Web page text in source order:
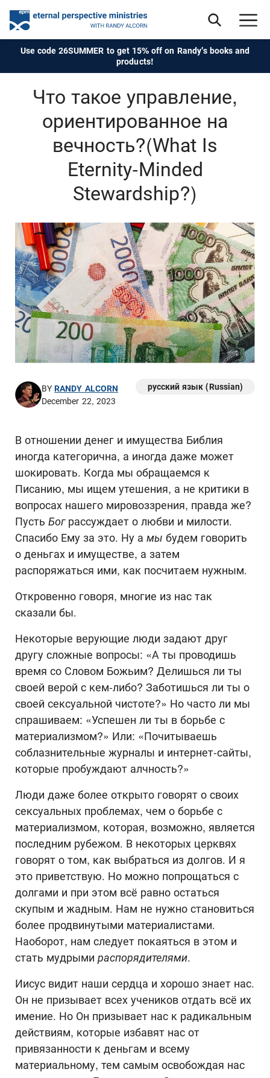
Use code 26SUMMER to get 15% off on Randy's books and
products!
Что такое управление,
ориентированное на
вечность?(What Is
Eternity-Minded
Stewardship?)
BYRANDY ALCORN
December 22, 2023
русский язык (Russian)
В отношении денег и имущества Библия
иногда категорична, а иногда даже может
шокировать. Когда мы обращаемся к
Писанию, мы ищем утешения, а не критики в
вопросах нашего мировоззрения, правда же?
Пусть Бограссуждает о любви и милости.
Спасибо Ему за это. Ну а мы будем говорить
о деньгах и имуществе, а затем
распоряжаться ими, как посчитаем нужным.
Откровенно говоря, многие из нас так
сказали бы.
Некоторые верующие люди задают друг
другу сложные вопросы: «А ты проводишь
время со Словом Божьим? Делишься ли ты
своей верой с кем-либо? Заботишься ли ты о
своей сексуальной чистоте?» Но часто ли мы
спрашиваем: «Успешен ли ты в борьбе с
материализмом?» Или: «Почитываешь
соблазнительные журналы и интернет-сайты,
которые пробуждают алчность?»
Люди даже более открыто говорят о своих
сексуальных проблемах, чем о борьбе с
материализмом, которая, возможно, является
последним рубежом. В некоторых церквях
говорят о том, как выбраться из долгов. И я
это приветствую. Но можно попрощаться с
долгами и при этом всё равно остаться
скупым и жадным. Нам не нужно становиться
более продвинутыми материалистами.
Наоборот, нам следует покаяться в этом и
стать мудрыми распорядителями.
Иисус видит наши сердца и хорошо знает нас.
Он не призывает всех учеников отдать всё их
имение. Но Он призывает нас к радикальным
действиям, которые избавят нас от
привязанности к деньгам и всему
материальному, тем самым освобождая нас